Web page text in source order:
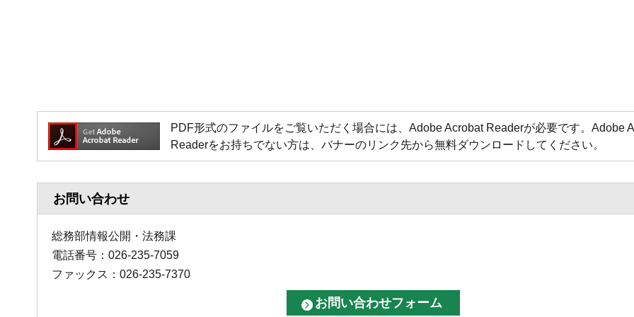
PDF形式のファイルをご覧いただく場合には、Adobe Acrobat Readerが必要です。Adobe
Readerをお持ちでない方は、バナーのリンク先から無料ダウンロードしてください。
お問い合わせ
総務部情報公開・法務課
電話番号：026-235-7059
ファックス：026-235-7370